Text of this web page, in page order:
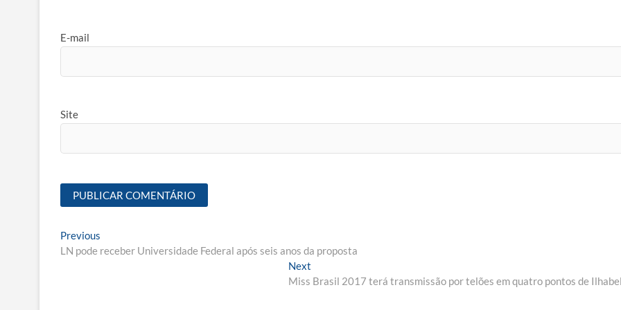
E-mail
Site
Navegação
de
Previous
post:
LN pode receber Universidade Federal após seis anos da proposta
Next
post:
Miss Brasil 2017 terá transmissão por telões em quatro pontos de